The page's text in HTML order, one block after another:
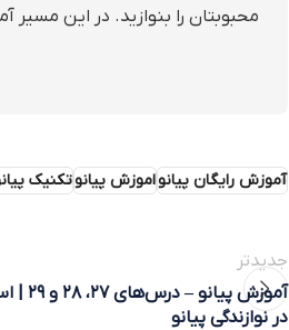
آموزش رایگان پیانواموزش پیانوتکنیک
جدیدتر
در نوازندگی پیانو